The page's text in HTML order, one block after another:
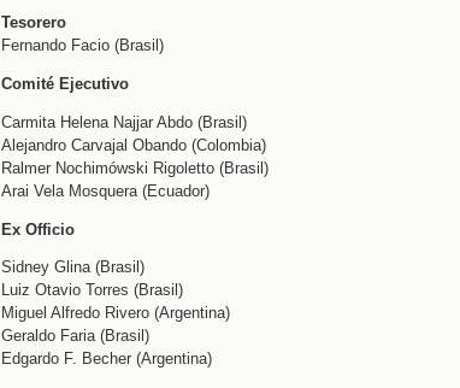
Tesorero
Fernando Facio (Brasil)
Comité Ejecutivo
Carmita Helena Najjar Abdo (Brasil)
Alejandro Carvajal Obando (Colombia)
Ralmer Nochimówski Rigoletto (Brasil)
Arai Vela Mosquera (Ecuador)
Ex Officio
Sidney Glina (Brasil)
Luiz Otavio Torres (Brasil)
Miguel Alfredo Rivero (Argentina)
Geraldo Faria (Brasil)
Edgardo F. Becher (Argentina)